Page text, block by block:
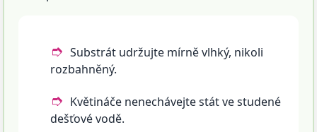
Substrát udržujte mírně vlhký, nikoli
rozbahněný.
Květináče nenechávejte stát ve studené
dešťové vodě.